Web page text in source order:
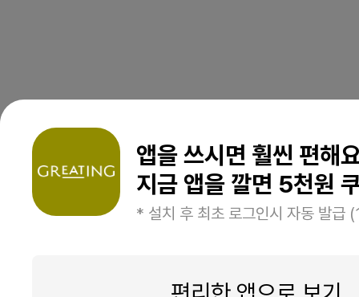
앱을 쓰시면 훨씬 편해
지금 앱을 깔면 5천원
* 설치 후 최초 로그인시 자동 발급